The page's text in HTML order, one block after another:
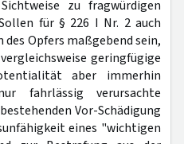
zu fragwürdigen
für § 226 I Nr. 2 auch
des Opfers maßgebend sein,
geringfügige
aber immerhin
fahrlässig verursachte
Vor-Schädigung
eines "wichtigen